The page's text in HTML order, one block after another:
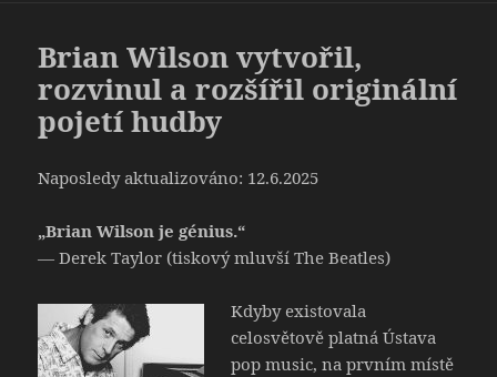
Brian Wilson vytvořil,
rozvinul a rozšířil originální
pojetí hudby
Naposledy aktualizováno: 12.6.2025
„Brian Wilson je génius.“
— Derek Taylor (tiskový mluvší The Beatles)
Kdyby existovala
celosvětově platná Ústava
pop music, na prvním místě